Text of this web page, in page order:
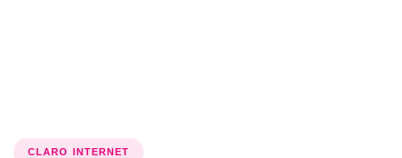
CLARO INTERNET